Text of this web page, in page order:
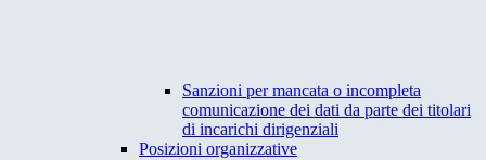
Sanzioni per mancata o incompleta
comunicazione dei dati da parte dei titolari
di incarichi dirigenziali
Posizioni organizzative